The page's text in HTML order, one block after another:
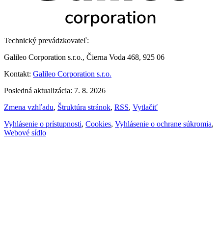
Technický prevádzkovateľ:
Galileo Corporation s.r.o., Čierna Voda 468, 925 06
Kontakt: Galileo Corporation s.r.o.
Posledná aktualizácia: 7. 8. 2026
Zmena vzhľadu, Štruktúra stránok, RSS, Vytlačiť
Vyhlásenie o prístupnosti, Cookies, Vyhlásenie o ochrane súkromia,
Webové sídlo